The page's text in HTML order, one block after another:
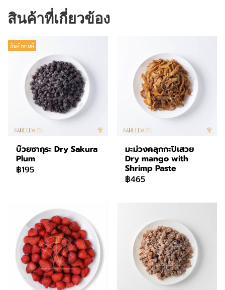
สินค้าที่เกี่ยวข้อง
สินค้าขายดี
บ๊วยซากุระ Dry Sakura
Plum
฿195
มะม่วงคลุกกะปิเสวย
Dry mango with
Shrimp Paste
฿465